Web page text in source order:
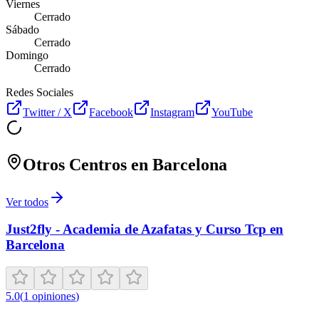
Viernes
Cerrado
Sábado
Cerrado
Domingo
Cerrado
Redes Sociales
Twitter / X
Facebook Instagram YouTube
Otros Centros en Barcelona
Ver todos
Just2fly - Academia de Azafatas y Curso Tcp en
Barcelona
5.0(1 opiniones)